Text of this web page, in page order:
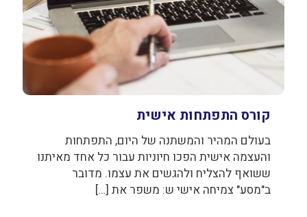
קורס התפתחות אישית
בעולם המהיר והמשתנה של היום, התפתחות
והעצמה אישית הפכו חיוניות עבור כל אחד מאיתנו
ששואף להצליח ולהגשים את עצמו. מדובר
ב"מסע" צמיחה אישי ש: משפר את […]